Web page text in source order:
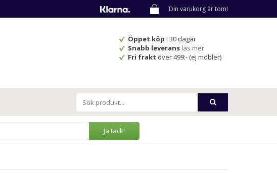
Din varukorg är tom!
Öppet köpi 30 dagar
Snabb leverans läs mer
Fri frakt över 499:- (ej möbler)
Ja tack!